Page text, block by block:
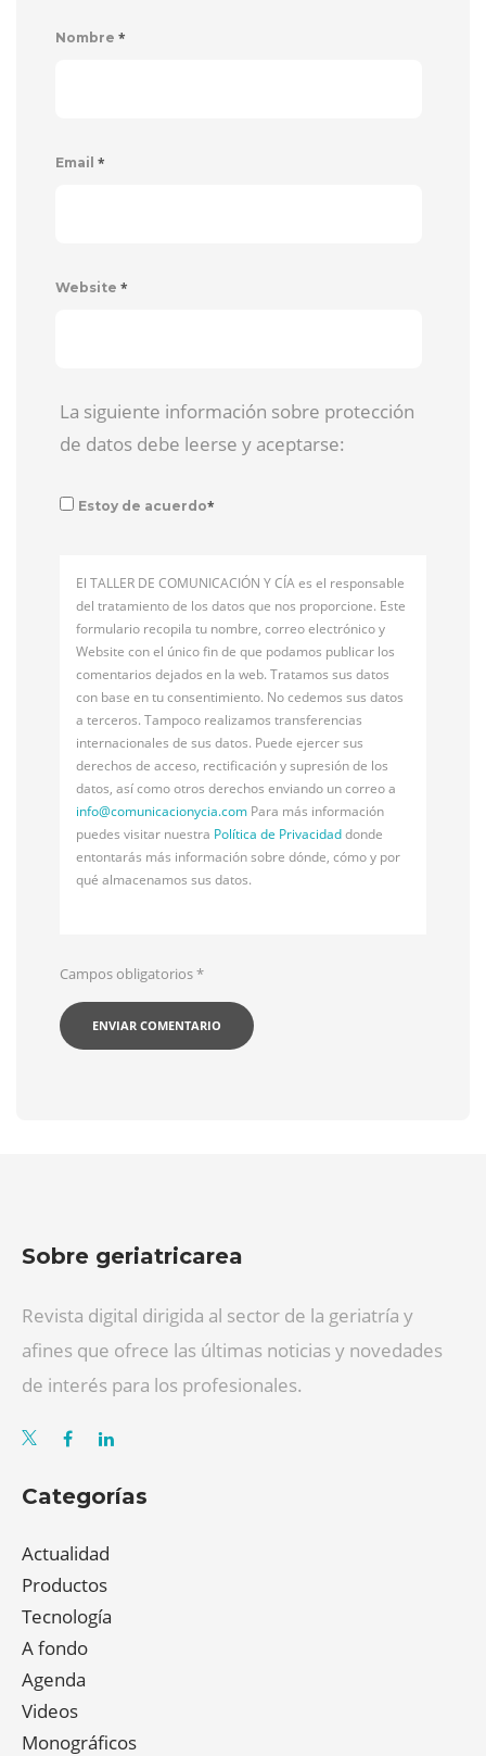
Nombre *
Email *
Website *
La siguiente información sobre protección
de datos debe leerse y aceptarse:
Estoy de acuerdo*
El TALLER DE COMUNICACIÓN Y CÍA es el responsable
del tratamiento de los datos que nos proporcione. Este
formulario recopila tu nombre, correo electrónico y
Website con el único fin de que podamos publicar los
comentarios dejados en la web. Tratamos sus datos
con base en tu consentimiento. No cedemos sus datos
a terceros. Tampoco realizamos transferencias
internacionales de sus datos. Puede ejercer sus
derechos de acceso, rectificación y supresión de los
datos, así como otros derechos enviando un correo a
info@comunicacionycia.com Para más información
puedes visitar nuestra Política de Privacidaddonde
entontarás más información sobre dónde, cómo y por
qué almacenamos sus datos.
Campos obligatorios*
Sobre geriatricarea
Revista digital dirigida al sector de la geriatría y
afines que ofrece las últimas noticias y novedades
de interés para los profesionales.
Categorías
Actualidad
Productos
Tecnología
A fondo
Agenda
Videos
Monográficos